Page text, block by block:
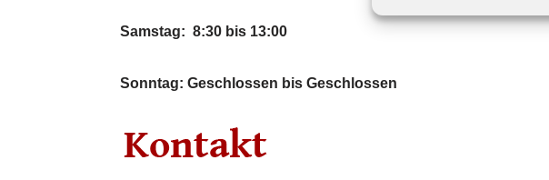
Samstag: 8:30 bis 13:00
Sonntag: Geschlossen bis Geschlossen